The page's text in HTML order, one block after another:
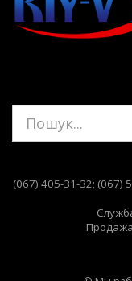
(067) 405-31-32; (067)